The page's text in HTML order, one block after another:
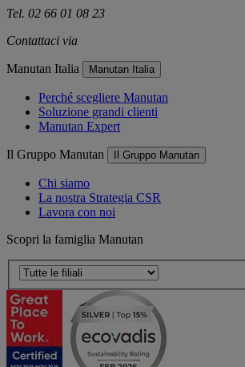
Tel. 02 66 01 08 23
Contattaci via
Manutan Italia Manutan Italia
Perché scegliere Manutan
Soluzione grandi clienti
Manutan Expert
Il Gruppo Manutan Il Gruppo Manutan
Chi siamo
La nostra Strategia CSR
Lavora con noi
Scopri la famiglia Manutan